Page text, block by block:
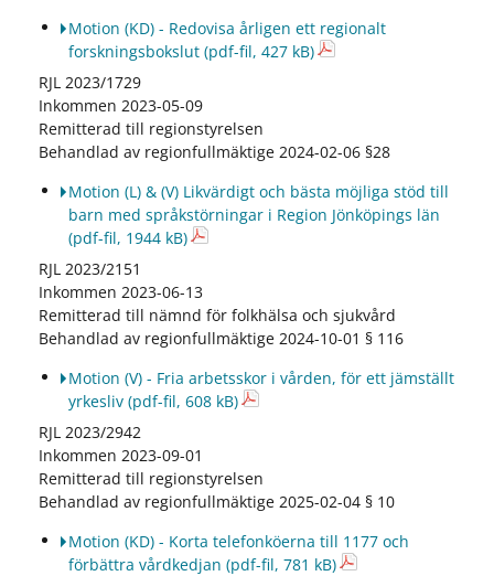
Motion (KD) - Redovisa årligen ett regionalt
forskningsbokslut (pdf-fil, 427 kB)
RJL 2023/1729
Inkommen 2023-05-09
Remitterad till regionstyrelsen
Behandlad av regionfullmäktige 2024-02-06 §28
Motion (L) & (V) Likvärdigt och bästa möjliga stöd till
barn med språkstörningar i Region Jönköpings län
(pdf-fil, 1944 kB)
RJL 2023/2151
Inkommen 2023-06-13
Remitterad till nämnd för folkhälsa och sjukvård
Behandlad av regionfullmäktige 2024-10-01 § 116
Motion (V) - Fria arbetsskor i vården, för ett jämställt
yrkesliv (pdf-fil, 608 kB)
RJL 2023/2942
Inkommen 2023-09-01
Remitterad till regionstyrelsen
Behandlad av regionfullmäktige 2025-02-04 § 10
Motion (KD) - Korta telefonköerna till 1177 och
förbättra vårdkedjan (pdf-fil, 781 kB)